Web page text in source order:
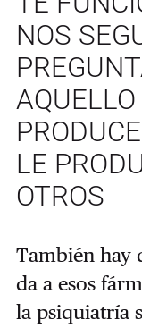
NOS
LE
OTROS
También hay
da a esos
la psiquiatría